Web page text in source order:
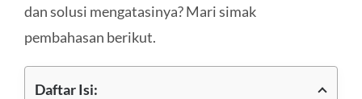
dan solusi mengatasinya? Mari simak
pembahasan berikut.
Daftar Isi: